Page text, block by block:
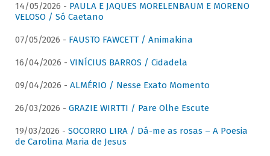
14/05/2026 - PAULA E JAQUES MORELENBAUM E MORENO
VELOSO / Só Caetano
07/05/2026 - FAUSTO FAWCETT / Animakina
16/04/2026 - VINÍCIUS BARROS / Cidadela
09/04/2026 - ALMÉRIO / Nesse Exato Momento
26/03/2026 - GRAZIE WIRTTI / Pare Olhe Escute
19/03/2026 - SOCORRO LIRA / Dá-me as rosas – A Poesia
de Carolina Maria de Jesus